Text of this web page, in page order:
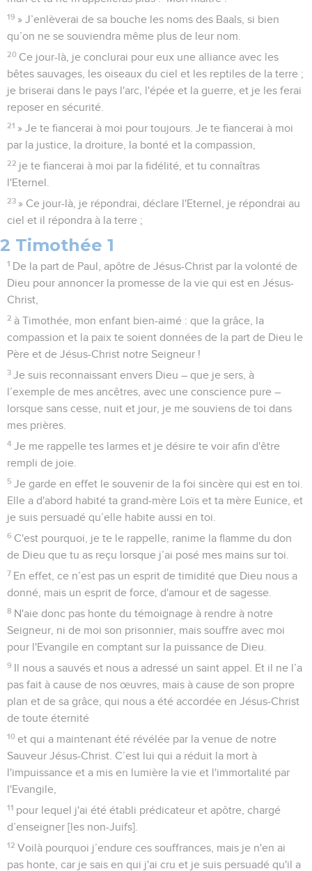
19 » J’enlèverai de sa bouche les noms des Baals, si bien
qu’on ne se souviendra même plus de leur nom.
20 Ce jour-là, je conclurai pour eux une alliance avec les
bêtes sauvages, les oiseaux du ciel et les reptiles de la terre ;
je briserai dans le pays l'arc, l'épée et la guerre, et je les ferai
reposer en sécurité.
21 » Je te fiancerai à moi pour toujours. Je te fiancerai à moi
par la justice, la droiture, la bonté et la compassion,
22 je te fiancerai à moi par la fidélité, et tu connaîtras
l'Eternel.
23 » Ce jour-là, je répondrai, déclare l'Eternel, je répondrai au
ciel et il répondra à la terre ;
2 Timothée 1
1 De la part de Paul, apôtre de Jésus-Christ par la volonté de
Dieu pour annoncer la promesse de la vie qui est en Jésus-
Christ,
2 à Timothée, mon enfant bien-aimé : que la grâce, la
compassion et la paix te soient données de la part de Dieu le
Père et de Jésus-Christ notre Seigneur !
3 Je suis reconnaissant envers Dieu – que je sers, à
l’exemple de mes ancêtres, avec une conscience pure –
lorsque sans cesse, nuit et jour, je me souviens de toi dans
mes prières.
4 Je me rappelle tes larmes et je désire te voir afin d'être
rempli de joie.
5 Je garde en effet le souvenir de la foi sincère qui est en toi.
Elle a d'abord habité ta grand-mère Loïs et ta mère Eunice, et
je suis persuadé qu’elle habite aussi en toi.
6 C'est pourquoi, je te le rappelle, ranime la flamme du don
de Dieu que tu as reçu lorsque j’ai posé mes mains sur toi.
7 En effet, ce n’est pas un esprit de timidité que Dieu nous a
donné, mais un esprit de force, d'amour et de sagesse.
8 N'aie donc pas honte du témoignage à rendre à notre
Seigneur, ni de moi son prisonnier, mais souffre avec moi
pour l'Evangile en comptant sur la puissance de Dieu.
9 Il nous a sauvés et nous a adressé un saint appel. Et il ne l’a
pas fait à cause de nos œuvres, mais à cause de son propre
plan et de sa grâce, qui nous a été accordée en Jésus-Christ
de toute éternité
10 et qui a maintenant été révélée par la venue de notre
Sauveur Jésus-Christ. C’est lui qui a réduit la mort à
l'impuissance et a mis en lumière la vie et l'immortalité par
l'Evangile,
11 pour lequel j'ai été établi prédicateur et apôtre, chargé
d’enseigner [les non-Juifs].
12 Voilà pourquoi j’endure ces souffrances, mais je n'en ai
pas honte, car je sais en qui j'ai cru et je suis persuadé qu'il a